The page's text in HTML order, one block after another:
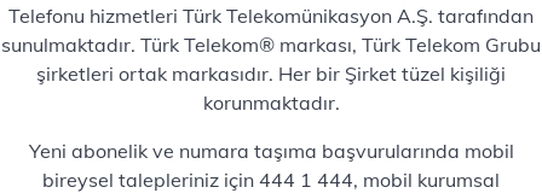
Telefonu hizmetleri Türk Telekomünikasyon A.Ş. tarafından
sunulmaktadır. Türk Telekom® markası, Türk Telekom Grubu
şirketleri ortak markasıdır. Her bir Şirket tüzel kişiliği
korunmaktadır.
Yeni abonelik ve numara taşıma başvurularında mobil
bireysel talepleriniz için 444 1 444, mobil kurumsal